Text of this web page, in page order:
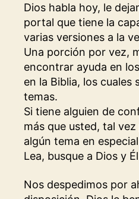
Dios habla hoy, le
portal que tiene la
varias versiones a la
Una porción por vez,
encontrar ayuda en
en la Biblia, los cuales
temas.
Si tiene alguien de
más que usted, tal
algún tema en
Lea, busque a Dios y
Nos despedimos por